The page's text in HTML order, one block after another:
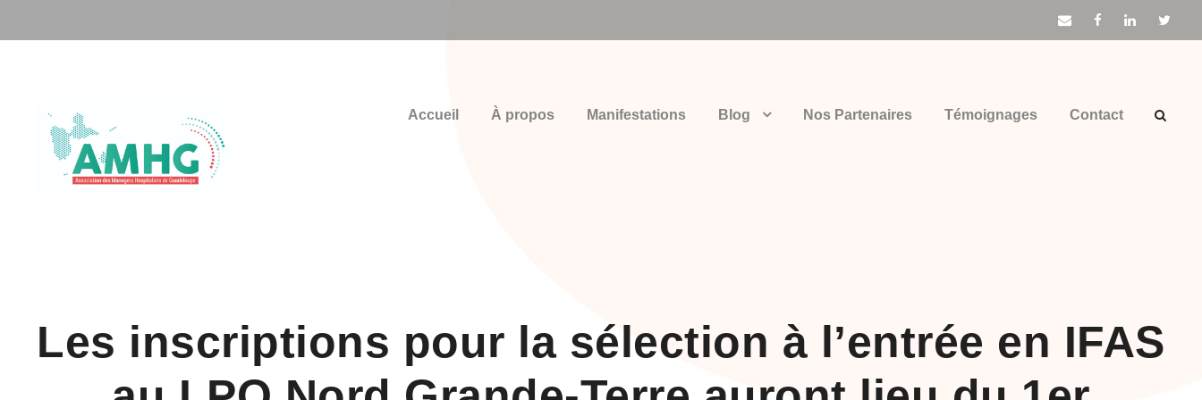
Accueil À propos Manifestations Blog Nos Partenaires Témoignages Contact
Les inscriptions pour la sélection à l’entrée en IFAS